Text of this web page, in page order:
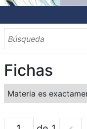
INICIO
SOBRE EL AUTOR
CONTENIDO
TODOS LOS
CATEGORIAS
OBRAS SOBRE EL
MATERIAS
PALABRAS
MULTIMEDIA
Fichas
Materia es